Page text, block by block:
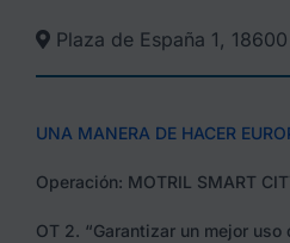
Plaza de España 1,
UNA MANERA DE HACER
Operación: MOTRIL SMART
OT 2. “Garantizar un mejor